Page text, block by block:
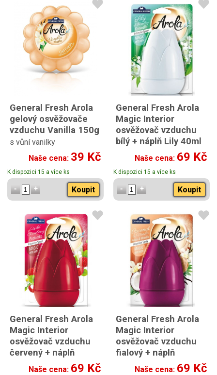
General Fresh Arola
gelový osvěžovače
vzduchu Vanilla 150g
s vůní vanilky
Naše cena: 39 Kč
K dispozici 15 a více ks
Koupit
General Fresh Arola
Magic Interior
osvěžovač vzduchu
bílý + náplň Lily 40ml
s náplní Lilie 40ml
Naše cena: 69 Kč
K dispozici 15 a více ks
Koupit
General Fresh Arola
Magic Interior
osvěžovač vzduchu
červený + náplň
Strawberry 40ml
Naše cena: 69 Kč
General Fresh Arola
Magic Interior
osvěžovač vzduchu
fialový + náplň
Coconut & Vanilla
Naše cena: 69 Kč